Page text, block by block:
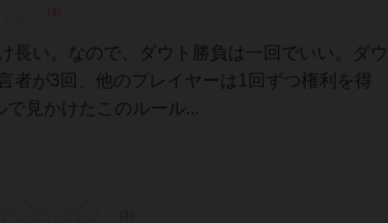
長い。なので、ダウト勝負は一回でいい。ダウ
が3回、他のプレイヤーは1回ずつ権利を得
見かけたこのルール...